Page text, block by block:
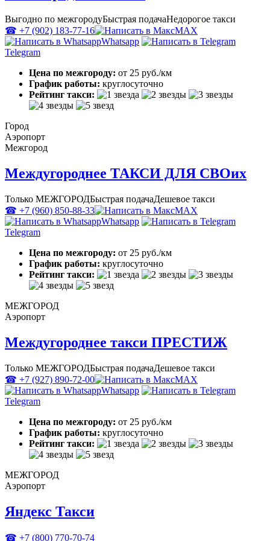
Выгодно по межгородуБыстрая подачаНедорогое такси
☎ +7 (902) 183-77-16
MAX
Whatsapp
Telegram
Цена по межгороду: от 25 руб./км
График работы: круглосуточно
Рейтинг такси:
Город
Аэропорт
Межгород
Междугороднее ТАКСИ ДЛЯ СВОих
Только МЕЖГОРОДБыстрая подачаДешевое такси
☎ +7 (960) 850-88-33
MAX
Whatsapp
Telegram
Цена по межгороду: от 25 руб./км
График работы: круглосуточно
Рейтинг такси:
МЕЖГОРОД
Аэропорт
Междугороднее такси ПРЕСТИЖ
Только МЕЖГОРОДБыстрая подачаДешевое такси
☎ +7 (927) 890-72-00
MAX
Whatsapp
Telegram
Цена по межгороду: от 25 руб./км
График работы: круглосуточно
Рейтинг такси:
МЕЖГОРОД
Аэропорт
Яндекс Такси
☎ +7 (800) 770-70-74